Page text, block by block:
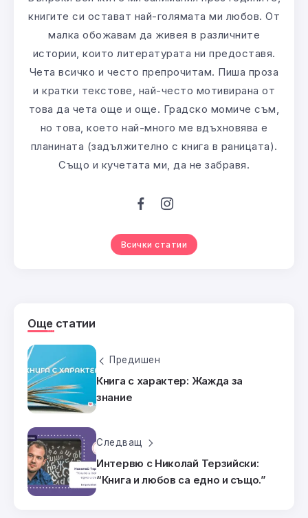
книгите си остават най-голямата ми любов. От
малка обожавам да живея в различните
истории, които литературата ни предоставя.
Чета всичко и често препрочитам. Пиша проза
и кратки текстове, най-често мотивирана от
това да чета още и още. Градско момиче съм,
но това, което най-много ме вдъхновява е
планината (задължително с книга в раницата).
Също и кучетата ми, да не забравя.
Всички статии
Още статии
Предишен
Книга с характер: Жажда за
знание
Следващ
Интервю с Николай Терзийски:
“Книга и любов са едно и също.”